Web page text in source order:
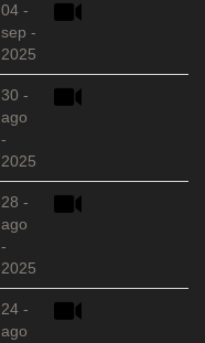
04 -
sep -
2025
30 -
ago
-
2025
28 -
ago
-
2025
24 -
ago